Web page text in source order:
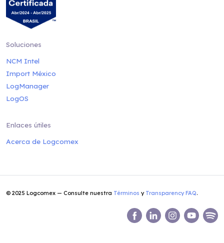
Soluciones
NCM Intel
Import México
LogManager
LogOS
Enlaces útiles
Acerca de Logcomex
© 2025 Logcomex — Consulte nuestra Términos y Transparency FAQ.